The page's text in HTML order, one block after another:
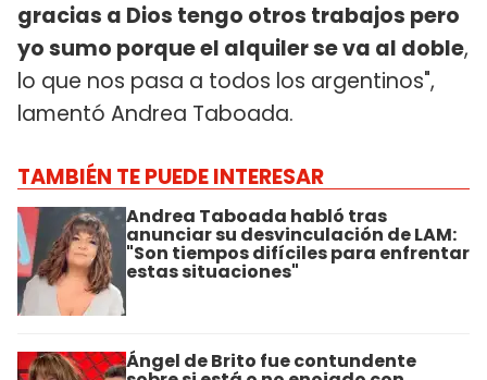
gracias a Dios tengo otros trabajos pero
yo sumo porque el alquiler se va al doble,
lo que nos pasa a todos los argentinos",
lamentó Andrea Taboada.
TAMBIÉN TE PUEDE INTERESAR
Andrea Taboada habló tras
anunciar su desvinculación de LAM:
"Son tiempos difíciles para enfrentar
estas situaciones"
Ángel de Brito fue contundente